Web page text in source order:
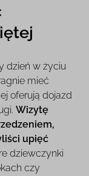
dzień w życiu
mieć
oferują dojazd
Wizytę
upięć
dziewczynki
czy